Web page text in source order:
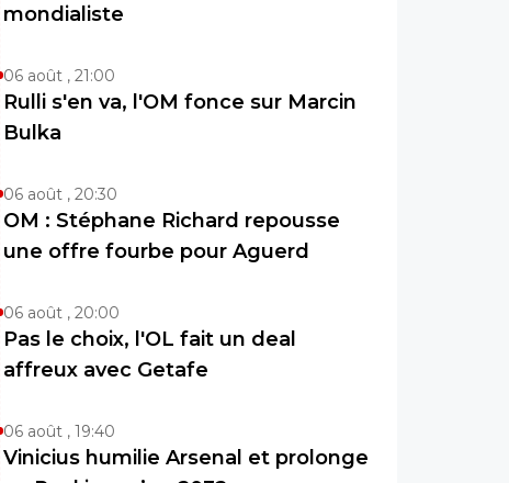
mondialiste
06 août , 21:00
Rulli s'en va, l'OM fonce sur Marcin
Bulka
06 août , 20:30
OM : Stéphane Richard repousse
une offre fourbe pour Aguerd
06 août , 20:00
Pas le choix, l'OL fait un deal
affreux avec Getafe
06 août , 19:40
Vinicius humilie Arsenal et prolonge